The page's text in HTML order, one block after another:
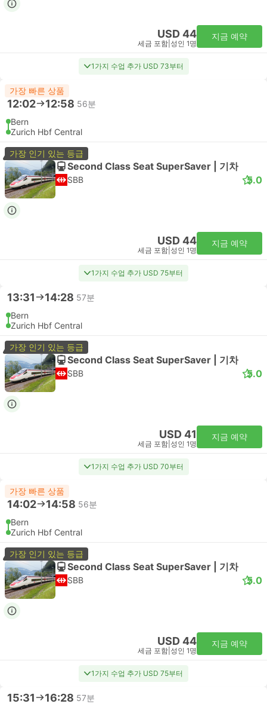
USD 44
세금 포함 성인 1명
지금 예약
1가지 수업 추가 USD 73부터
가장 빠른 상품
12:02 12:58 56분
Bern
Zurich Hbf Central
가장 인기 있는 등급
Second Class Seat SuperSaver | 기차
SBB 5.0
USD 44
세금 포함 성인 1명
지금 예약
1가지 수업 추가 USD 75부터
13:31 14:28 57분
Bern
Zurich Hbf Central
가장 인기 있는 등급
Second Class Seat SuperSaver | 기차
SBB 5.0
USD 41
세금 포함 성인 1명
지금 예약
1가지 수업 추가 USD 70부터
가장 빠른 상품
14:02 14:58 56분
Bern
Zurich Hbf Central
가장 인기 있는 등급
Second Class Seat SuperSaver | 기차
SBB 5.0
USD 44
세금 포함 성인 1명
지금 예약
1가지 수업 추가 USD 75부터
15:31 16:28 57분